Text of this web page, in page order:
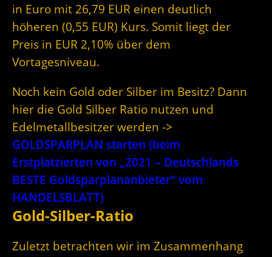
in Euro mit 26,79 EUR einen deutlich
höheren (0,55 EUR) Kurs. Somit liegt der
Preis in EUR 2,10% über dem
Vortagesniveau.
Noch kein Gold oder Silber im Besitz? Dann
hier die Gold Silber Ratio nutzen und
Edelmetallbesitzer werden ->
GOLDSPARPLAN starten (beim
Erstplatzierten von „2021 – Deutschlands
BESTE Goldsparplananbieter“ vom
HANDELSBLATT)
Gold-Silber-Ratio
Zuletzt betrachten wir im Zusammenhang